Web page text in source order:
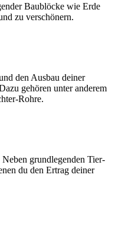
Baublöcke wie Erde
zu verschönern.
den Ausbau deiner
gehören unter anderem
Rohre.
grundlegenden Tier-
du den Ertrag deiner